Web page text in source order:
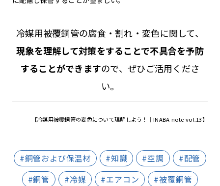
冷媒用被覆銅管の腐食・割れ・変色に関して、
現象を理解して対策をすることで不具合を予防
することができますので、ぜひご活用くださ
い。
【冷媒用被覆銅管の変色について理解しよう！｜INABA note vol.13】
#銅管および保温材 #知識 #空調
#配管
#銅管
#冷媒 #エアコン
#被覆銅管